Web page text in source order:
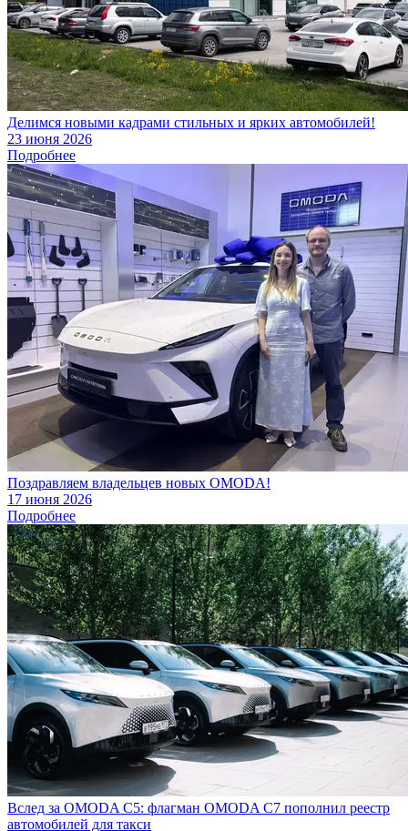
Делимся новыми кадрами стильных и ярких автомобилей!
23 июня 2026
Подробнее
Поздравляем владельцев новых OMODA!
17 июня 2026
Подробнее
Вслед за OMODA C5: флагман OMODA C7 пополнил реестр
автомобилей для такси